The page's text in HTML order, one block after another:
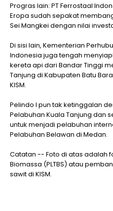
Progras lain: PT Ferrostaal
Eropa sudah sepakat
Sei Mangkei dengan nilai
Di sisi lain, Kementerian
Indonesia juga tengah
kereta api dari Bandar Tinggi
Tanjung di Kabupaten Batu
KISM.
Pelindo I pun tak ketinggalan
Pelabuhan Kuala Tanjung dan
untuk menjadi pelabuhan
Pelabuhan Belawan di Medan.
Catatan -- Foto di atas adalah
Biomassa (PLTBS) atau
sawit di KISM.